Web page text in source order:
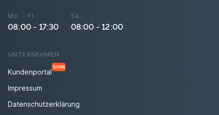
Mo. - Fr.:
08:00 - 17:30
Sa.:
08:00 - 12:00
UNTERNEHMEN
Kundenportal
SOON
Impressum
Datenschutzerklärung